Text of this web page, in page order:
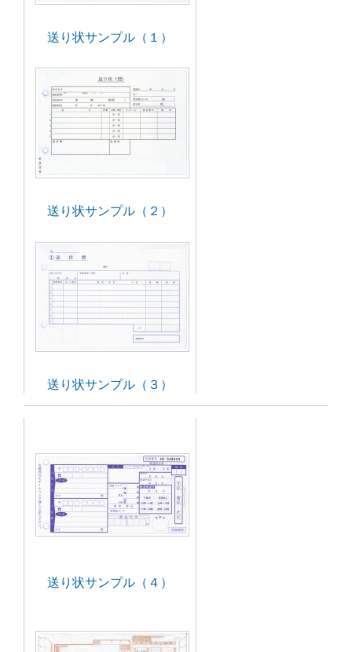
送り状サンプル（１）
送り状サンプル（２）
送り状サンプル（３）
送り状サンプル（４）